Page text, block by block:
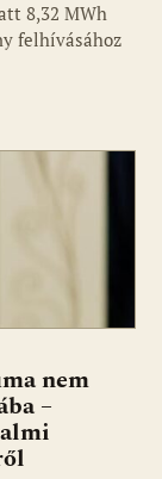
8,32 MWh
felhívásához
nem
–